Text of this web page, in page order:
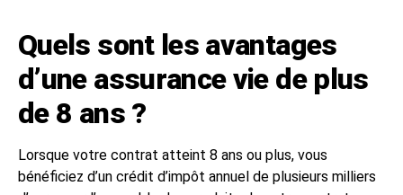
Quels sont les avantages
d’une assurance vie de plus
de 8 ans ?
Lorsque votre contrat atteint 8 ans ou plus, vous
bénéficiez d’un crédit d’impôt annuel de plusieurs milliers